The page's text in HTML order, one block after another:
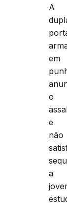
A
em
o
e
não
a